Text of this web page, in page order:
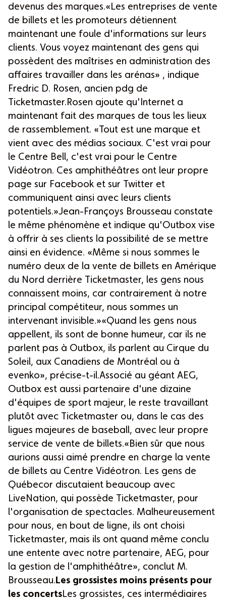
devenus des marques.«Les entreprises de vente
de billets et les promoteurs détiennent
maintenant une foule d'informations sur leurs
clients. Vous voyez maintenant des gens qui
possèdent des maîtrises en administration des
affaires travailler dans les arénas» , indique
Fredric D. Rosen, ancien pdg de
Ticketmaster.Rosen ajoute qu'Internet a
maintenant fait des marques de tous les lieux
de rassemblement. «Tout est une marque et
vient avec des médias sociaux. C'est vrai pour
le Centre Bell, c'est vrai pour le Centre
Vidéotron. Ces amphithéâtres ont leur propre
page sur Facebook et sur Twitter et
communiquent ainsi avec leurs clients
potentiels.»Jean-Françoys Brousseau constate
le même phénomène et indique qu'Outbox vise
à offrir à ses clients la possibilité de se mettre
ainsi en évidence. «Même si nous sommes le
numéro deux de la vente de billets en Amérique
du Nord derrière Ticketmaster, les gens nous
connaissent moins, car contrairement à notre
principal compétiteur, nous sommes un
intervenant invisible.»«Quand les gens nous
appellent, ils sont de bonne humeur, car ils ne
parlent pas à Outbox, ils parlent au Cirque du
Soleil, aux Canadiens de Montréal ou à
evenko», précise-t-il.Associé au géant AEG,
Outbox est aussi partenaire d'une dizaine
d'équipes de sport majeur, le reste travaillant
plutôt avec Ticketmaster ou, dans le cas des
ligues majeures de baseball, avec leur propre
service de vente de billets.«Bien sûr que nous
aurions aussi aimé prendre en charge la vente
de billets au Centre Vidéotron. Les gens de
Québecor discutaient beaucoup avec
LiveNation, qui possède Ticketmaster, pour
l'organisation de spectacles. Malheureusement
pour nous, en bout de ligne, ils ont choisi
Ticketmaster, mais ils ont quand même conclu
une entente avec notre partenaire, AEG, pour
la gestion de l'amphithéâtre», conclut M.
Brousseau.Les grossistes moins présents pour
les concertsLes grossistes, ces intermédiaires